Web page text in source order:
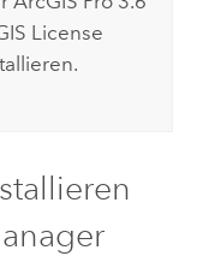
License